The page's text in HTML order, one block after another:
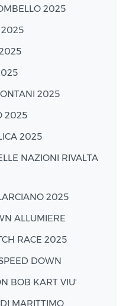
2025
2025
2025
2025
NAZIONI RIVALTA
2025
ALLUMIERE
RACE 2025
DOWN
BOB KART VIU'
MARITTIMO